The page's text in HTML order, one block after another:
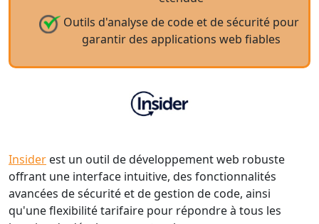
Outils d'analyse de code et de sécurité pour
garantir des applications web fiables
Insider est un outil de développement web robuste
offrant une interface intuitive, des fonctionnalités
avancées de sécurité et de gestion de code, ainsi
qu'une flexibilité tarifaire pour répondre à tous les